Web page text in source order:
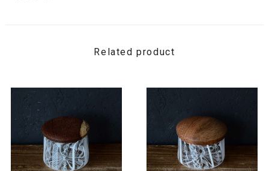
Related product